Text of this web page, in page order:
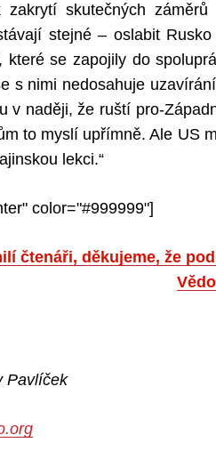
zakrytí skutečných
stejné – oslabit
které se zapojily do
s nimi nedosahuje
v naději, že ruští pro-
to myslí upřímně. Ale US
lekci.“
color="#999999"]
čtenáři, děkujeme, že
Pavlíček